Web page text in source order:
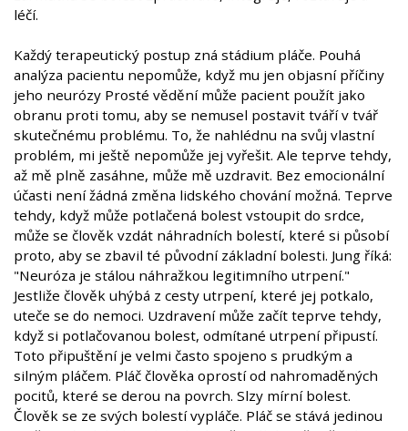
léčí.
Každý terapeutický postup zná stádium pláče. Pouhá
analýza pacientu nepomůže, když mu jen objasní příčiny
jeho neurózy Prosté vědění může pacient použít jako
obranu proti tomu, aby se nemusel postavit tváří v tvář
skutečnému problému. To, že nahlédnu na svůj vlastní
problém, mi ještě nepomůže jej vyřešit. Ale teprve tehdy,
až mě plně zasáhne, může mě uzdravit. Bez emocionální
účasti není žádná změna lidského chování možná. Teprve
tehdy, když může potlačená bolest vstoupit do srdce,
může se člověk vzdát náhradních bolestí, které si působí
proto, aby se zbavil té původní základní bolesti. Jung říká:
"Neuróza je stálou náhražkou legitimního utrpení."
Jestliže člověk uhýbá z cesty utrpení, které jej potkalo,
uteče se do nemoci. Uzdravení může začít teprve tehdy,
když si potlačovanou bolest, odmítané utrpení připustí.
Toto připuštění je velmi často spojeno s prudkým a
silným pláčem. Pláč člověka oprostí od nahromaděných
pocitů, které se derou na povrch. Slzy mírní bolest.
Člověk se ze svých bolestí vypláče. Pláč se stává jedinou